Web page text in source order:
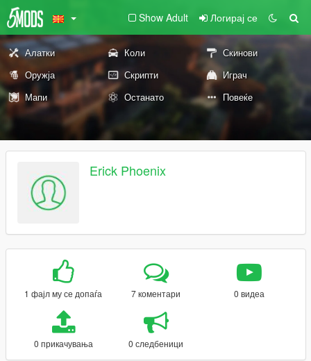
Show Adult Логирај се
Алатки Коли
Скинови
Оружја
Скрипти
Играч
Мапи
Останато Повеќе
Erick Phoenix
1 фајл му се допаѓа 7 коментари 0 видеа
0 прикачувања 0 следбеници